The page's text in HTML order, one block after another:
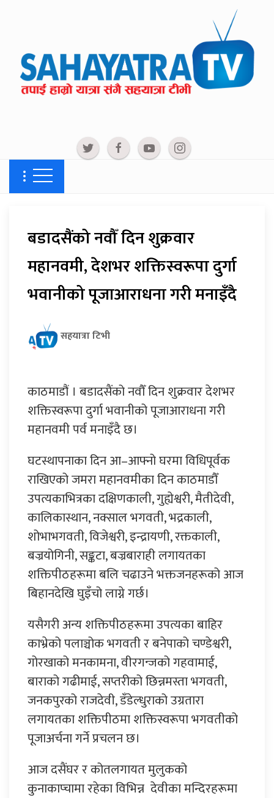
बडादसैंको नवौँ दिन शुक्रवार
महानवमी, देशभर शक्तिस्वरूपा दुर्गा
भवानीको पूजाआराधना गरी मनाइँदै
सहयात्रा टिभी
काठमाडौं । बडादसैंको नवौँ दिन शुक्रवार देशभर
शक्तिस्वरूपा दुर्गा भवानीको पूजाआराधना गरी
महानवमी पर्व मनाइँदै छ।
घटस्थापनाका दिन आ–आफ्नो घरमा विधिपूर्वक
राखिएको जमरा महानवमीका दिन काठमाडौँ
उपत्यकाभित्रका दक्षिणकाली, गुह्येश्वरी, मैतीदेवी,
कालिकास्थान, नक्साल भगवती, भद्रकाली,
शोभाभगवती, विजेश्वरी, इन्द्रायणी, रक्तकाली,
बज्रयोगिनी, सङ्कटा, बज्रबाराही लगायतका
शक्तिपीठहरूमा बलि चढाउने भक्तजनहरूको आज
बिहानदेखि घुइँचो लाग्ने गर्छ।
यसैगरी अन्य शक्तिपीठहरूमा उपत्यका बाहिर
काभ्रेको पलाञ्चोक भगवती र बनेपाको चण्डेश्वरी,
गोरखाको मनकामना, वीरगन्जको गहवामाई,
बाराको गढीमाई, सप्तरीको छिन्नमस्ता भगवती,
जनकपुरको राजदेवी, डँडेल्धुराको उग्रतारा
लगायतका शक्तिपीठमा शक्तिस्वरूपा भगवतीको
पूजाअर्चना गर्ने प्रचलन छ।
आज दसैंघर र कोतलगायत मुलुकको
कुनाकाप्चामा रहेका विभिन्न देवीका मन्दिरहरूमा